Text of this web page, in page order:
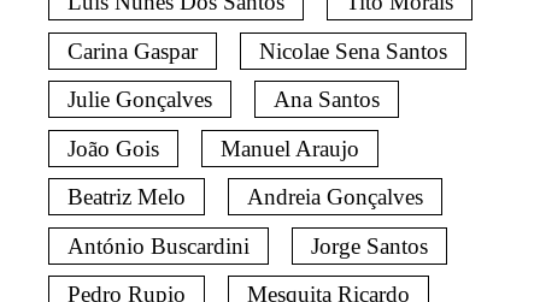
Carina Gaspar
Nicolae Sena Santos
Julie Gonçalves
Ana Santos
João Gois
Manuel Araujo
Beatriz Melo
Andreia Gonçalves
António Buscardini
Jorge Santos
Pedro Rupio
Mesquita Ricardo